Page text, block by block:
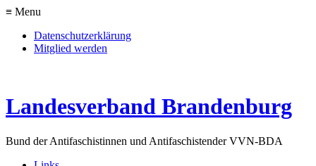
≡ Menu
Datenschutzerklärung
Mitglied werden
Landesverband Brandenburg
Bund der Antifaschistinnen und Antifaschistender VVN-BDA